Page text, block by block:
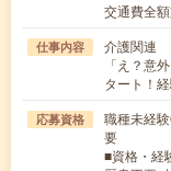
交通費全
仕事内容
介護関連
「え？意
タート！
応募資格
職種未経
要
■資格・経